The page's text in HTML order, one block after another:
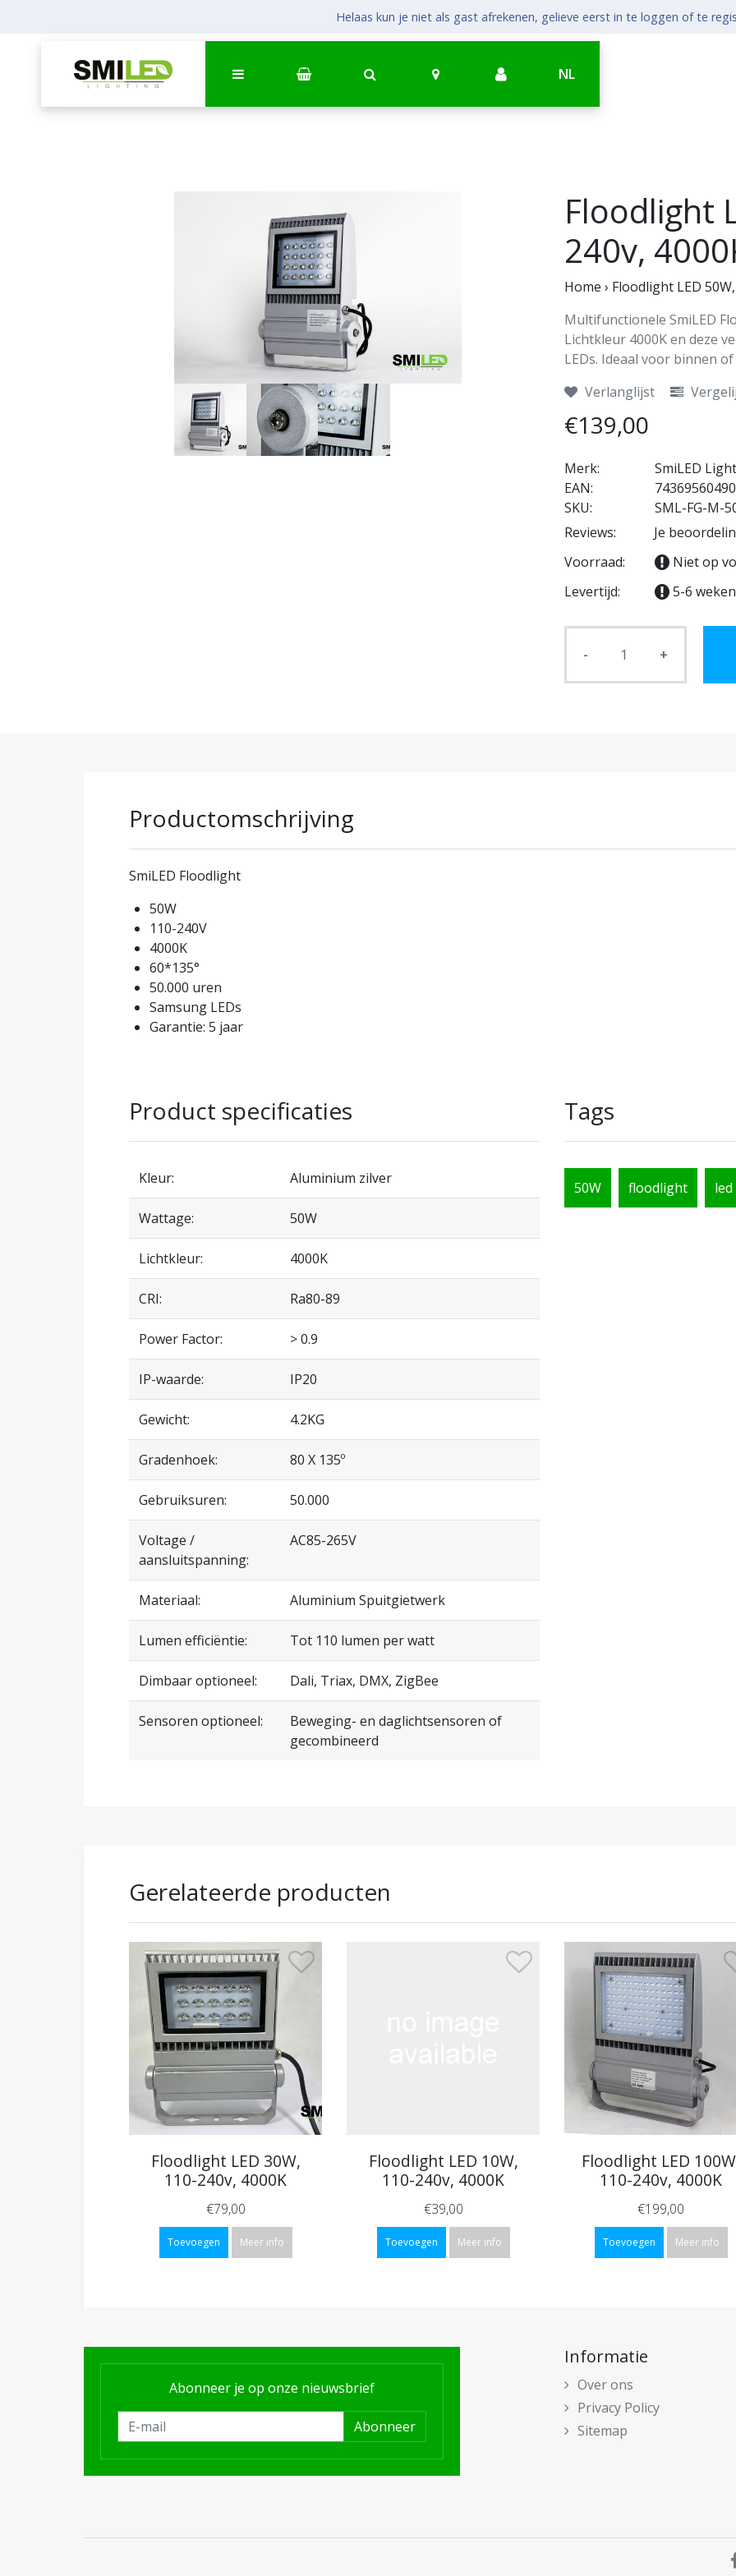
NL
Helaas kun je niet als gast afrekenen, gelieve eerst in te loggen of te
Floodlight
240v,
Home › Floodlight LED
Multifunctionele SmiLED
Lichtkleur 4000K en deze
LEDs. Ideaal voor binnen
Verlanglijst
€139,00
Merk:
SmiLED
EAN:
SKU:
SML-FG-M-
Reviews:
Je
Voorraad:
Niet op
Levertijd:
5-6 weken
- +
Productomschrijving
SmiLED Floodlight
50W
110-240V
4000K
60*135°
50.000 uren
Samsung LEDs
Garantie: 5 jaar
Product specificaties
Kleur: Aluminium zilver
Wattage: 50W
Lichtkleur: 4000K
CRI: Ra80-89
Power Factor: > 0.9
IP-waarde: IP20
Gewicht: 4.2KG
Gradenhoek: 80 X 135º
Gebruiksuren: 50.000
Voltage /
aansluitspanning:
AC85-265V
Materiaal: Aluminium Spuitgietwerk
Lumen efficiëntie: Tot 110 lumen per watt
Dimbaar optioneel: Dali, Triax, DMX, ZigBee
Sensoren optioneel:
Beweging- en daglichtsensoren of
gecombineerd
Tags
50W floodlight led
Gerelateerde producten
Floodlight LED 30W,
110-240v, 4000K
€79,00
Toevoegen Meer info
Floodlight LED 10W,
110-240v, 4000K
€39,00
Toevoegen Meer info
Floodlight LED
110-240v, 4000K
€199,00
Toevoegen Meer info
Abonneer je op onze nieuwsbrief
Abonneer
Informatie
Over ons
Privacy Policy
Sitemap